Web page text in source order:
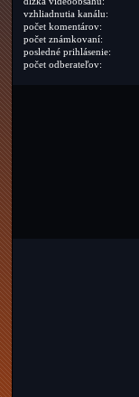
vzhliadnutia kanálu:
počet komentárov:
počet známkovaní:
posledné prihlásenie:
počet odberateľov: